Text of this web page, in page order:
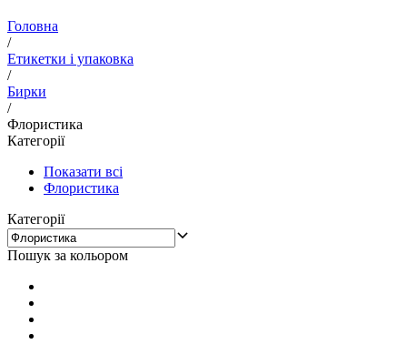
Головна
/
Етикетки і упаковка
/
Бирки
/
Флористика
Категорії
Показати всі
Флористика
Категорії
Пошук за кольором